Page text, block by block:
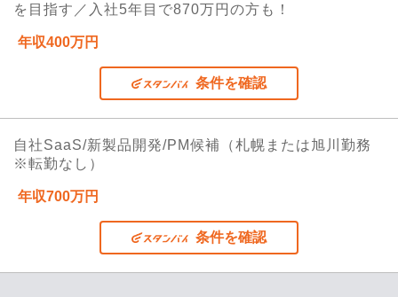
を目指す／入社5年目で870万円の方も！
年収400万円
条件を確認
自社SaaS/新製品開発/PM候補（札幌または旭川勤務
※転勤なし）
年収700万円
条件を確認